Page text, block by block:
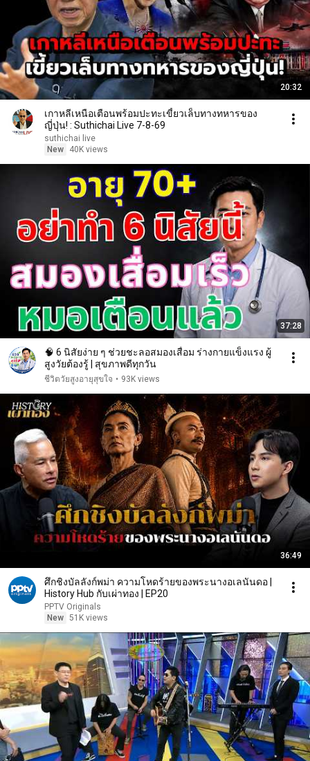
20:32
เกาหลีเหนือเตือนพร้อมปะทะเขี้ยวเล็บทางทหารของ
ญี่ปุ่น! : Suthichai Live 7-8-69
suthichai live
New
40K views
37:28
🧠 6 นิสัยง่าย ๆ ช่วยชะลอสมองเสื่อม ร่างกายแข็งแรง ผู้
สูงวัยต้องรู้ | สุขภาพดีทุกวัน
ชีวิตวัยสูงอายุสุขใจ • 93K views
36:49
ศึกชิงบัลลังก์พม่า ความโหดร้ายของพระนางอเลนันดอ |
History Hub กับเผ่าทอง | EP20
PPTV Originals
New 51K views